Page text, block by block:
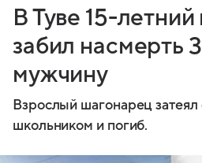
В Туве 15-
забил насмерть
мужчину
Взрослый шагонарец
школьником и погиб.